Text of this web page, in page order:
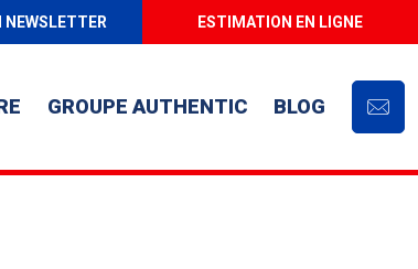
NEWSLETTER ESTIMATION EN LIGNE
GROUPE AUTHENTIC BLOG